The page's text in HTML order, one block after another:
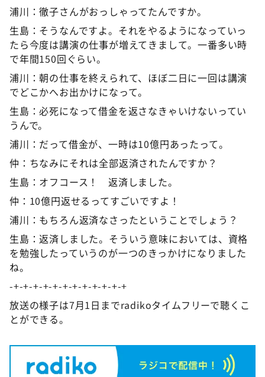
浦川：徹子さんがおっしゃってたんですか。
生島：そうなんですよ。それをやるようになっていっ
たら今度は講演の仕事が増えてきまして。一番多い時
で年間150回ぐらい。
浦川：朝の仕事を終えられて、ほぼ二日に一回は講演
でどこかへお出かけになって。
生島：必死になって借金を返さなきゃいけないってい
うんで。
浦川：だって借金が、一時は10億円あったって。
仲：ちなみにそれは全部返済されたんですか？
生島：オフコース！ 返済しました。
仲：10億円返せるってすごいですよ！
浦川：もちろん返済なさったということでしょう？
生島：返済しました。そういう意味においては、資格
を勉強したっていうのが一つのきっかけになりました
ね。
-+-+-+-+-+-+-+-+-+-+-+-+
放送の様子は7月1日までradikoタイムフリーで聴くこ
とができる。